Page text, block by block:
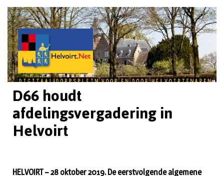
D66 houdt
afdelingsvergadering in
Helvoirt
HELVOIRT – 28 oktober 2019. De eerstvolgende algemene